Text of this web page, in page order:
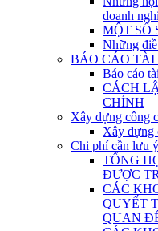
doanh
MỘT SỐ
Những
BÁO CÁO TÀI
Báo cáo
CÁCH
CHÍNH
Xây dựng công
Xây dựng
Chi phí cần lưu
TỔNG
ĐƯỢC
CÁC
QUYẾT
QUAN